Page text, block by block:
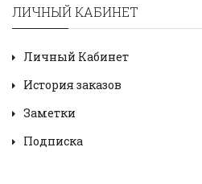
ЛИЧНЫЙ КАБИНЕТ
Личный Кабинет
История заказов
Заметки
Подписка